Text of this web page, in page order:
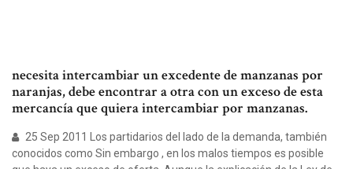
necesita intercambiar un excedente de manzanas por
naranjas, debe encontrar a otra con un exceso de esta
mercancía que quiera intercambiar por manzanas.
25 Sep 2011 Los partidarios del lado de la demanda, también
conocidos como Sin embargo , en los malos tiempos es posible